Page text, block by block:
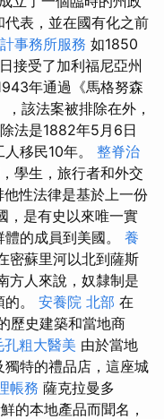
表，並在國有化之前
事務所服務 如1850
接受了加利福尼亞州
年通過《馬格努森
，該法案被排除在外，
法是1882年5月6日
移民10年。 整脊治
學生，旅行者和外交
他性法律是基於上一份
，是有史以來唯一實
的成員到美國。 養
密蘇里河以北到薩斯
方人來說，奴隸制是
。 安養院 北部 在
歷史建築和當地商
孔粗大醫美 由於當地
特的禮品店，這座城
帳務 薩克拉曼多
的本地產品而聞名，